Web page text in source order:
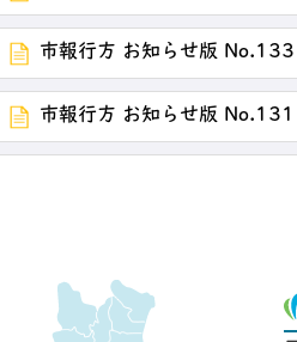
市報行方 お知らせ版
市報行方 お知らせ版